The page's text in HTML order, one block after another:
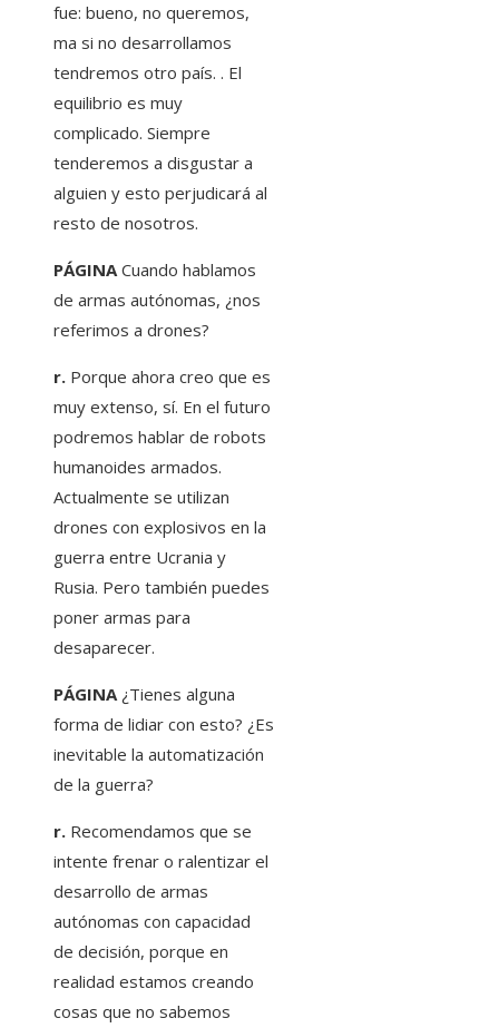
fue: bueno, no queremos,
ma si no desarrollamos
tendremos otro país. . El
equilibrio es muy
complicado. Siempre
tenderemos a disgustar a
alguien y esto perjudicará al
resto de nosotros.
PÁGINACuando hablamos
de armas autónomas, ¿nos
referimos a drones?
r. Porque ahora creo que es
muy extenso, sí. En el futuro
podremos hablar de robots
humanoides armados.
Actualmente se utilizan
drones con explosivos en la
guerra entre Ucrania y
Rusia. Pero también puedes
poner armas para
desaparecer.
PÁGINA¿Tienes alguna
forma de lidiar con esto? ¿Es
inevitable la automatización
de la guerra?
r. Recomendamos que se
intente frenar o ralentizar el
desarrollo de armas
autónomas con capacidad
de decisión, porque en
realidad estamos creando
cosas que no sabemos